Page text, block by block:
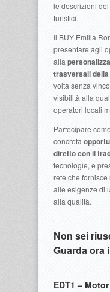
le descrizioni
turistici.
Il BUY Emilia
presentare agli
alla
trasversali
volta senza
visibilità alla
operatori locali
Partecipare
concreta
diretto con il
tecnologie, e
rete che
alle esigenze di
alla qualità.
Non sei
Guarda ora
EDT1 –